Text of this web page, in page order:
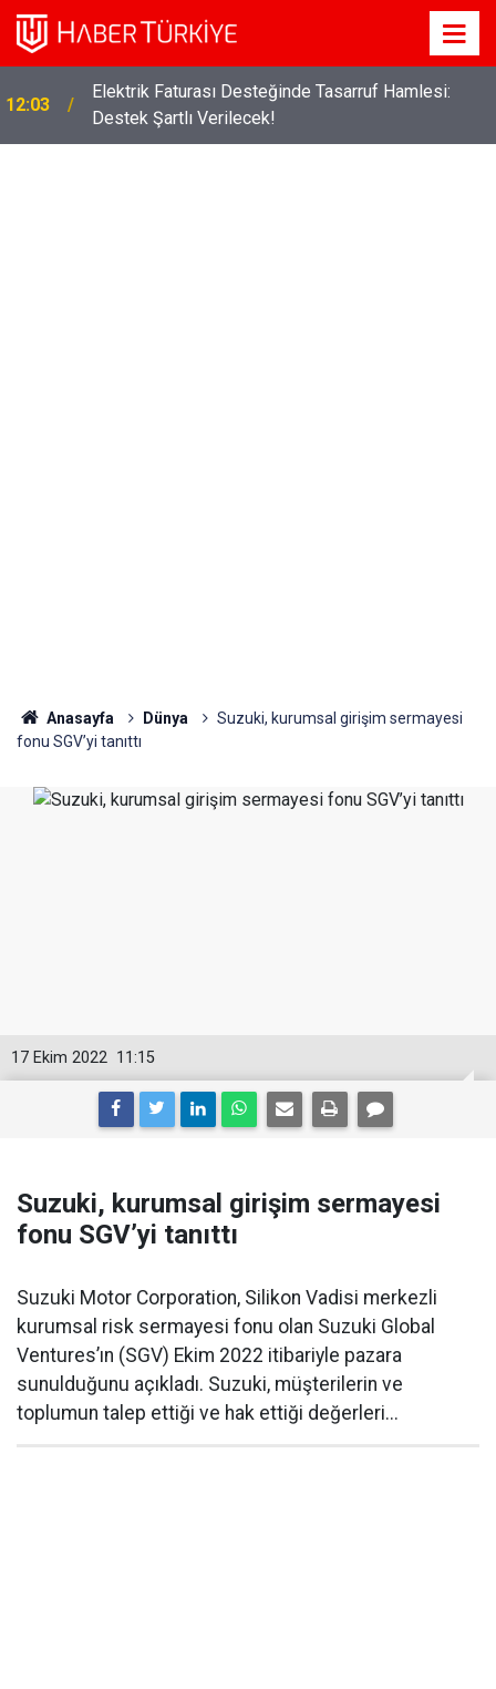
12:03
Elektrik Faturası Desteğinde Tasarruf Hamlesi:
Destek Şartlı Verilecek!
Anasayfa Dünya
Suzuki, kurumsal girişim sermayesi
fonu SGV’yi tanıttı
11:15
17 Ekim 2022
Suzuki, kurumsal girişim sermayesi
fonu SGV’yi tanıttı
Suzuki Motor Corporation, Silikon Vadisi merkezli
kurumsal risk sermayesi fonu olan Suzuki Global
Ventures’ın (SGV) Ekim 2022 itibariyle pazara
sunulduğunu açıkladı. Suzuki, müşterilerin ve
toplumun talep ettiği ve hak ettiği değerleri...